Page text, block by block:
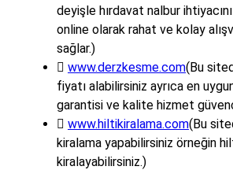
deyişle hırdavat nalbur
online olarak rahat ve kolay
sağlar.)
 www.derzkesme.com(Bu
fiyatı alabilirsiniz ayrıca en
garantisi ve kalite hizmet
 www.hiltikiralama.com(Bu
kiralama yapabilirsiniz örneğin
kiralayabilirsiniz.)